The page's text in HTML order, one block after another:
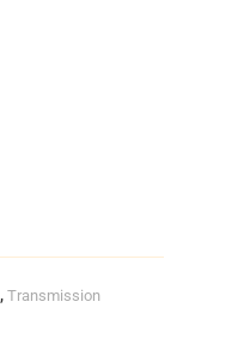
,Transmission